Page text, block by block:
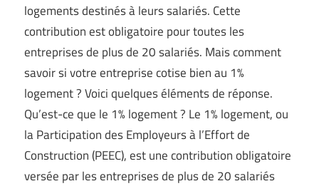
logements destinés à leurs salariés. Cette
contribution est obligatoire pour toutes les
entreprises de plus de 20 salariés. Mais comment
savoir si votre entreprise cotise bien au 1%
logement ? Voici quelques éléments de réponse.
Qu’est-ce que le 1% logement ? Le 1% logement, ou
la Participation des Employeurs à l’Effort de
Construction (PEEC), est une contribution obligatoire
versée par les entreprises de plus de 20 salariés